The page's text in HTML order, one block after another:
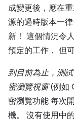
成變更後，應在
源的過時版本一
新！ 這個情況令
預定的工作， 但
到目前為止，測
密瀏覽視窗(例如
密瀏覽功能 每次
機。 沒有使用中